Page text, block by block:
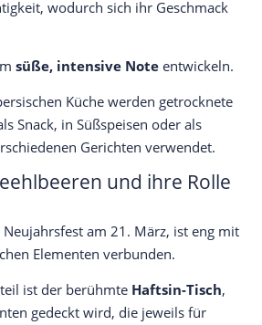
wodurch sich ihr Geschmack
süße, intensive Noteentwickeln.
Küche werden getrocknete
Snack, in Süßspeisen oder als
Gerichten verwendet.
und ihre Rolle
Neujahrsfest am 21. März, ist eng mit
Elementen verbunden.
ist der berühmte Haftsin-Tisch,
gedeckt wird, die jeweils für